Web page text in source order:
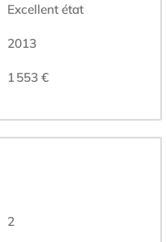
Excellent état
2013
1 553 €
2